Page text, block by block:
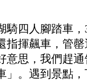
騎四人腳踏車
指揮飆車，管
意思，我們趕
」。遇到景點